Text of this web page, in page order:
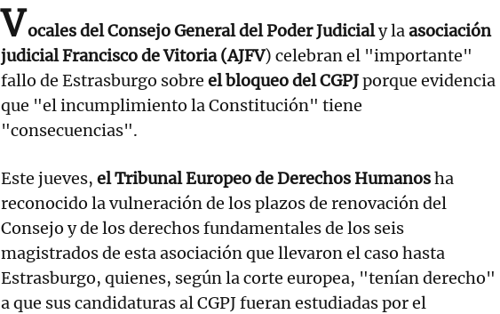
Vocales del Consejo General del Poder Judicialy laasociación
judicial Francisco de Vitoria (AJFV) celebran el "importante"
fallo de Estrasburgo sobre el bloqueo del CGPJporque evidencia
que "el incumplimiento la Constitución" tiene
"consecuencias".
Este jueves, el Tribunal Europeo de Derechos Humanosha
reconocido la vulneración de los plazos de renovación del
Consejo y de los derechos fundamentales de los seis
magistrados de esta asociación que llevaron el caso hasta
Estrasburgo, quienes, según la corte europea, "tenían derecho"
a que sus candidaturas al CGPJ fueran estudiadas por el